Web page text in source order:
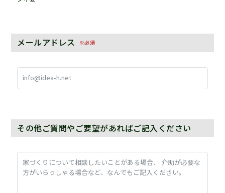
メールアドレス ※必須
その他ご質問やご要望があればご記入ください